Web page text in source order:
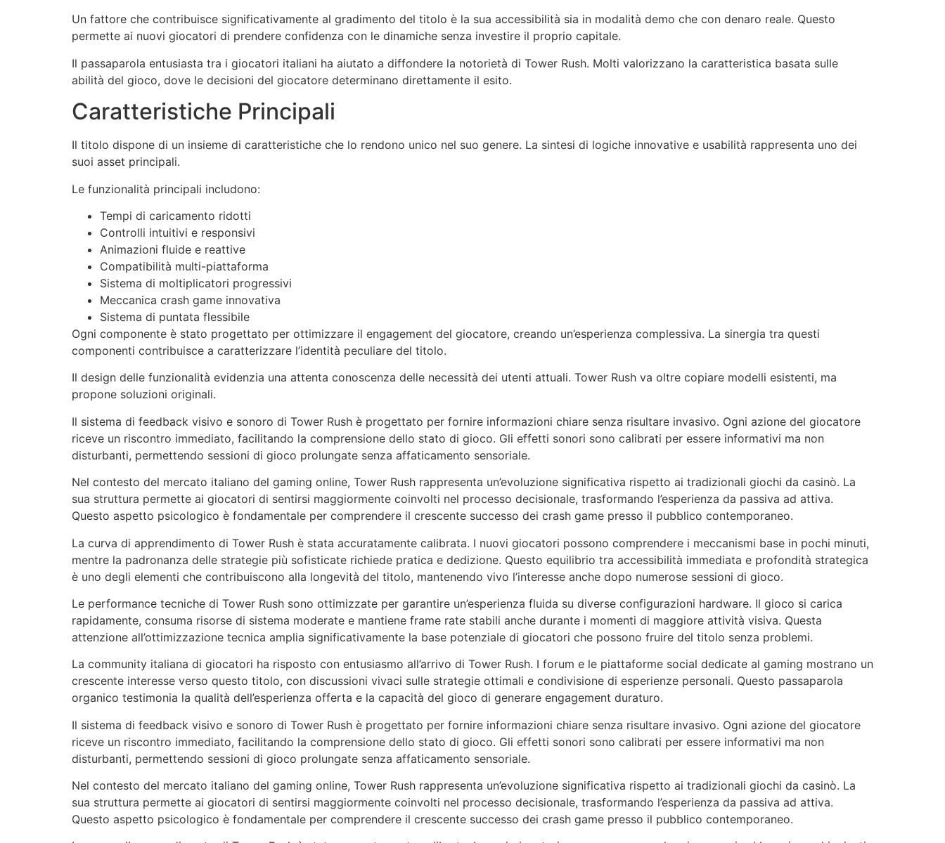
Un fattore che contribuisce significativamente al gradimento del titolo è la sua accessibilità sia in modalità demo che con denaro reale. Questo
permette ai nuovi giocatori di prendere confidenza con le dinamiche senza investire il proprio capitale.
Il passaparola entusiasta tra i giocatori italiani ha aiutato a diffondere la notorietà di Tower Rush. Molti valorizzano la caratteristica basata sulle
abilità del gioco, dove le decisioni del giocatore determinano direttamente il esito.
Caratteristiche Principali
Il titolo dispone di un insieme di caratteristiche che lo rendono unico nel suo genere. La sintesi di logiche innovative e usabilità rappresenta uno dei
suoi asset principali.
Le funzionalità principali includono:
Tempi di caricamento ridotti
Controlli intuitivi e responsivi
Animazioni fluide e reattive
Compatibilità multi-piattaforma
Sistema di moltiplicatori progressivi
Meccanica crash game innovativa
Sistema di puntata flessibile
Ogni componente è stato progettato per ottimizzare il engagement del giocatore, creando un’esperienza complessiva. La sinergia tra questi
componenti contribuisce a caratterizzare l’identità peculiare del titolo.
Il design delle funzionalità evidenzia una attenta conoscenza delle necessità dei utenti attuali. Tower Rush va oltre copiare modelli esistenti, ma
propone soluzioni originali.
Il sistema di feedback visivo e sonoro di Tower Rush è progettato per fornire informazioni chiare senza risultare invasivo. Ogni azione del giocatore
riceve un riscontro immediato, facilitando la comprensione dello stato di gioco. Gli effetti sonori sono calibrati per essere informativi ma non
disturbanti, permettendo sessioni di gioco prolungate senza affaticamento sensoriale.
Nel contesto del mercato italiano del gaming online, Tower Rush rappresenta un’evoluzione significativa rispetto ai tradizionali giochi da casinò. La
sua struttura permette ai giocatori di sentirsi maggiormente coinvolti nel processo decisionale, trasformando l’esperienza da passiva ad attiva.
Questo aspetto psicologico è fondamentale per comprendere il crescente successo dei crash game presso il pubblico contemporaneo.
La curva di apprendimento di Tower Rush è stata accuratamente calibrata. I nuovi giocatori possono comprendere i meccanismi base in pochi minuti,
mentre la padronanza delle strategie più sofisticate richiede pratica e dedizione. Questo equilibrio tra accessibilità immediata e profondità strategica
è uno degli elementi che contribuiscono alla longevità del titolo, mantenendo vivo l’interesse anche dopo numerose sessioni di gioco.
Le performance tecniche di Tower Rush sono ottimizzate per garantire un’esperienza fluida su diverse configurazioni hardware. Il gioco si carica
rapidamente, consuma risorse di sistema moderate e mantiene frame rate stabili anche durante i momenti di maggiore attività visiva. Questa
attenzione all’ottimizzazione tecnica amplia significativamente la base potenziale di giocatori che possono fruire del titolo senza problemi.
La community italiana di giocatori ha risposto con entusiasmo all’arrivo di Tower Rush. I forum e le piattaforme social dedicate al gaming mostrano un
crescente interesse verso questo titolo, con discussioni vivaci sulle strategie ottimali e condivisione di esperienze personali. Questo passaparola
organico testimonia la qualità dell’esperienza offerta e la capacità del gioco di generare engagement duraturo.
Il sistema di feedback visivo e sonoro di Tower Rush è progettato per fornire informazioni chiare senza risultare invasivo. Ogni azione del giocatore
riceve un riscontro immediato, facilitando la comprensione dello stato di gioco. Gli effetti sonori sono calibrati per essere informativi ma non
disturbanti, permettendo sessioni di gioco prolungate senza affaticamento sensoriale.
Nel contesto del mercato italiano del gaming online, Tower Rush rappresenta un’evoluzione significativa rispetto ai tradizionali giochi da casinò. La
sua struttura permette ai giocatori di sentirsi maggiormente coinvolti nel processo decisionale, trasformando l’esperienza da passiva ad attiva.
Questo aspetto psicologico è fondamentale per comprendere il crescente successo dei crash game presso il pubblico contemporaneo.